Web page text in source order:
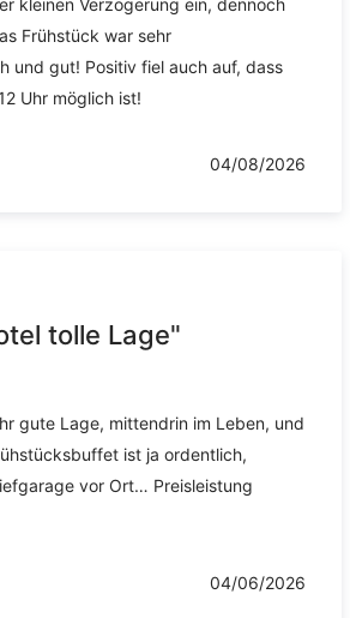
kleinen Verzögerung ein, dennoch
Frühstück war sehr
und gut! Positiv fiel auch auf, dass
Uhr möglich ist!
04/08/2026
tolle Lage"
gute Lage, mittendrin im Leben, und
ist ja ordentlich,
vor Ort… Preisleistung
04/06/2026